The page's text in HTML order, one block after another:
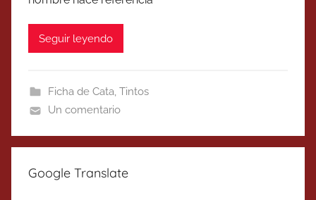
Seguir leyendo
Ficha de Cata, Tintos
Un comentario
Google Translate